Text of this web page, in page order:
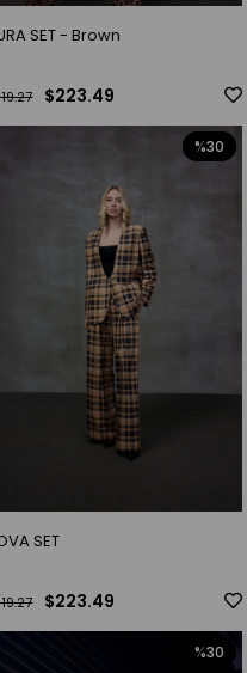
SET - Brown
$223.49
SET
$223.49
%30
%30